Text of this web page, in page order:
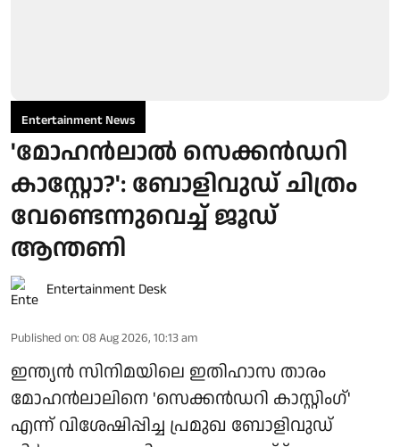
Entertainment News
'മോഹൻലാൽ സെക്കൻഡറി
കാസ്റ്റോ?': ബോളിവുഡ് ചിത്രം
വേണ്ടെന്നുവെച്ച് ജൂഡ്
ആന്തണി
Entertainment Desk
Published on: 08 Aug 2026, 10:13 am
ഇന്ത്യൻ സിനിമയിലെ ഇതിഹാസ താരം
മോഹൻലാലിനെ 'സെക്കൻഡറി കാസ്റ്റിംഗ്'
എന്ന് വിശേഷിപ്പിച്ച പ്രമുഖ ബോളിവുഡ്